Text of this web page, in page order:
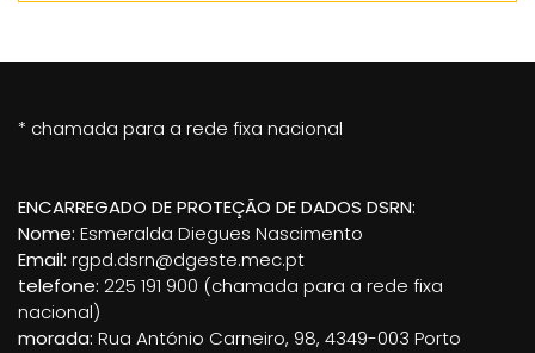
* chamada para a rede fixa nacional
ENCARREGADO DE PROTEÇÃO DE DADOS DSRN:
Nome: Esmeralda Diegues Nascimento
Email: rgpd.dsrn@dgeste.mec.pt
telefone: 225 191 900 (chamada para a rede fixa
nacional)
morada: Rua António Carneiro, 98, 4349-003 Porto